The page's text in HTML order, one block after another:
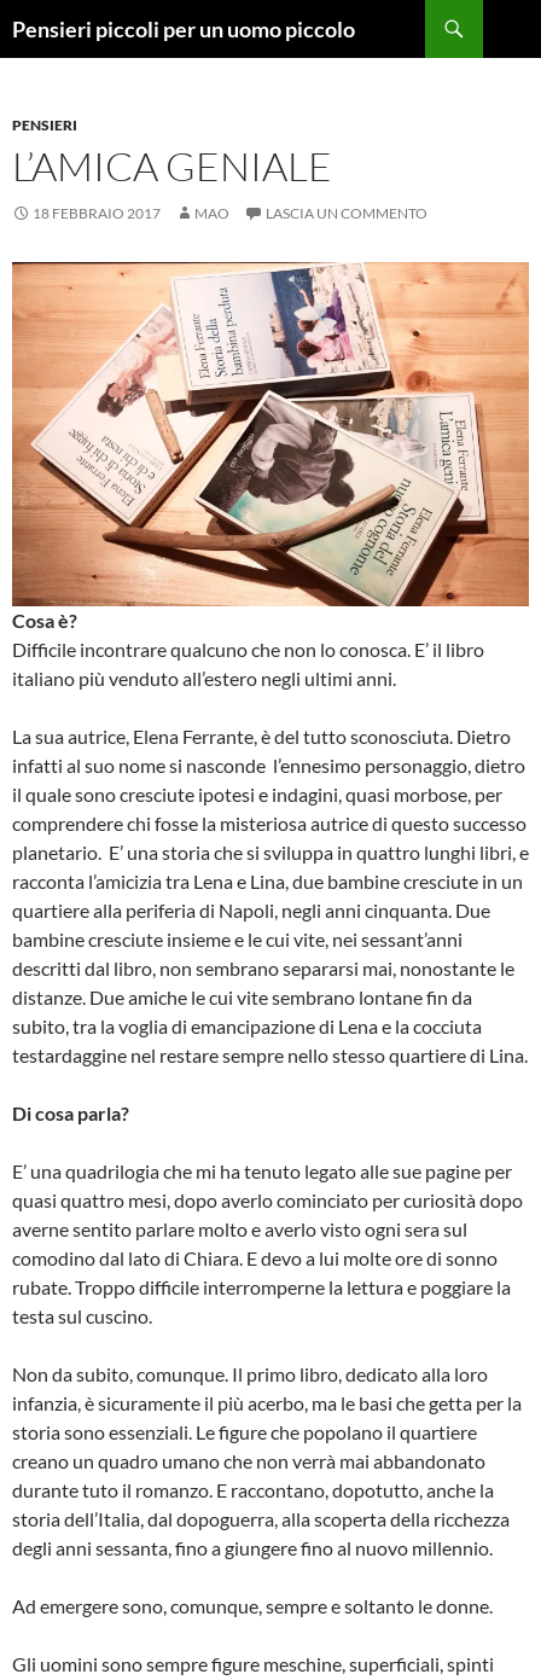
Pensieri piccoli per un uomo piccolo
PENSIERI
L’AMICA GENIALE
18 FEBBRAIO 2017 MAO LASCIA UN COMMENTO
Cosa è?
Difficile incontrare qualcuno che non lo conosca. E’ il libro
italiano più venduto all’estero negli ultimi anni.
La sua autrice, Elena Ferrante, è del tutto sconosciuta. Dietro
infatti al suo nome si nasconde l’ennesimo personaggio, dietro
il quale sono cresciute ipotesi e indagini, quasi morbose, per
comprendere chi fosse la misteriosa autrice di questo successo
planetario. E’ una storia che si sviluppa in quattro lunghi libri, e
racconta l’amicizia tra Lena e Lina, due bambine cresciute in un
quartiere alla periferia di Napoli, negli anni cinquanta. Due
bambine cresciute insieme e le cui vite, nei sessant’anni
descritti dal libro, non sembrano separarsi mai, nonostante le
distanze. Due amiche le cui vite sembrano lontane fin da
subito, tra la voglia di emancipazione di Lena e la cocciuta
testardaggine nel restare sempre nello stesso quartiere di Lina.
Di cosa parla?
E’ una quadrilogia che mi ha tenuto legato alle sue pagine per
quasi quattro mesi, dopo averlo cominciato per curiosità dopo
averne sentito parlare molto e averlo visto ogni sera sul
comodino dal lato di Chiara. E devo a lui molte ore di sonno
rubate. Troppo difficile interromperne la lettura e poggiare la
testa sul cuscino.
Non da subito, comunque. Il primo libro, dedicato alla loro
infanzia, è sicuramente il più acerbo, ma le basi che getta per la
storia sono essenziali. Le figure che popolano il quartiere
creano un quadro umano che non verrà mai abbandonato
durante tuto il romanzo. E raccontano, dopotutto, anche la
storia dell’Italia, dal dopoguerra, alla scoperta della ricchezza
degli anni sessanta, fino a giungere fino al nuovo millennio.
Ad emergere sono, comunque, sempre e soltanto le donne.
Gli uomini sono sempre figure meschine, superficiali, spinti